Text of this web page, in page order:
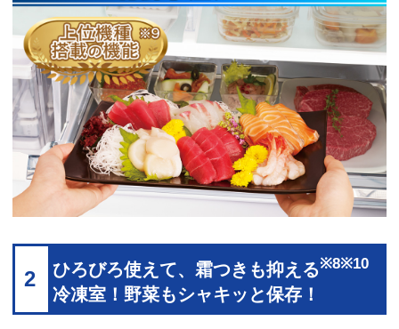
2 ひろびろ使えて、霜つきも抑える※8※10
冷凍室！野菜もシャキッと保存！